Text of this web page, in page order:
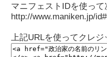
マニフェストIDを使って
http://www.maniken.jp/
上記URLを使ってクレジ